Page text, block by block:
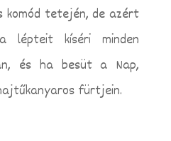
komód tetején, de azért
lépteit kíséri minden
és ha besüt a Nap,
fürtjein.